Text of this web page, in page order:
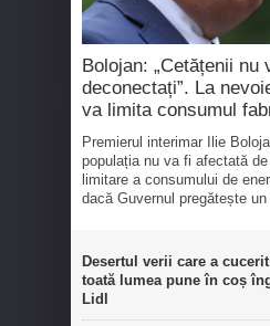
Bolojan: „Cetățenii nu
deconectați”. La
va limita consumul
Premierul interimar Ilie
populația nu va fi afectată
limitare a consumului de
dacă Guvernul pregătește un
Desertul verii care a
toată lumea pune în coș
Lidl